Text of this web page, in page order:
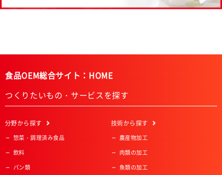
食品OEM総合サイト：HOME
つくりたいもの・サービスを探す
分野から探す
惣菜・調理済み食品
飲料
パン類
技術から探す
農産物加工
肉類の加工
魚類の加工